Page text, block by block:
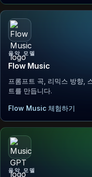
음악 모델
Flow Music
프롬프트 곡, 리믹스 방향,
트를 만듭니다.
Flow Music 체험하기
음악 모델